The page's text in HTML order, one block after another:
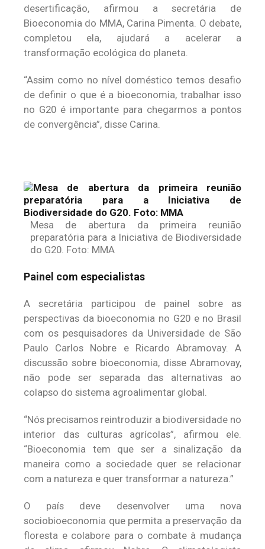
desertificação, afirmou a secretária de
Bioeconomia do MMA, Carina Pimenta. O debate,
completou ela, ajudará a acelerar a
transformação ecológica do planeta.
“Assim como no nível doméstico temos desafio
de definir o que é a bioeconomia, trabalhar isso
no G20 é importante para chegarmos a pontos
de convergência”, disse Carina.
Mesa de abertura da primeira reunião
preparatória para a Iniciativa de Biodiversidade
do G20. Foto: MMA
Painel com especialistas
A secretária participou de painel sobre as
perspectivas da bioeconomia no G20 e no Brasil
com os pesquisadores da Universidade de São
Paulo Carlos Nobre e Ricardo Abramovay. A
discussão sobre bioeconomia, disse Abramovay,
não pode ser separada das alternativas ao
colapso do sistema agroalimentar global.
“Nós precisamos reintroduzir a biodiversidade no
interior das culturas agrícolas”, afirmou ele.
“Bioeconomia tem que ser a sinalização da
maneira como a sociedade quer se relacionar
com a natureza e quer transformar a natureza.”
O país deve desenvolver uma nova
sociobioeconomia que permita a preservação da
floresta e colabore para o combate à mudança